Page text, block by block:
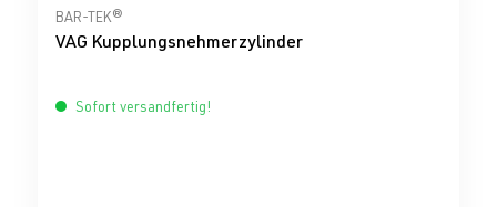
Durchschnittliche Bewertung von 0 von 5 Sternen
BAR-TEK®
VAG Kupplungsnehmerzylinder
Sofort versandfertig!